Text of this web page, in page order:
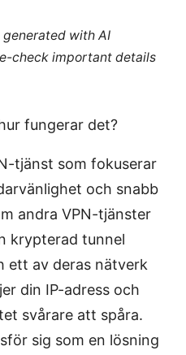
with AI
check important details
fungerar det?
tjänst som fokuserar
och snabb
andra VPN-tjänster
krypterad tunnel
ett av deras nätverk
din IP-adress och
svårare att spåra.
sig som en lösning